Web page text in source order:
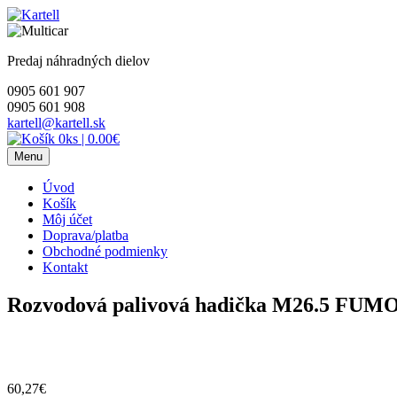
Skip
to
Predaj náhradných dielov
0905 601 907
0905 601 908
kartell@kartell.sk
0ks | 0.00€
Menu
Úvod
Košík
Môj účet
Doprava/platba
Obchodné podmienky
Kontakt
Rozvodová palivová hadička M26.5
60,27€